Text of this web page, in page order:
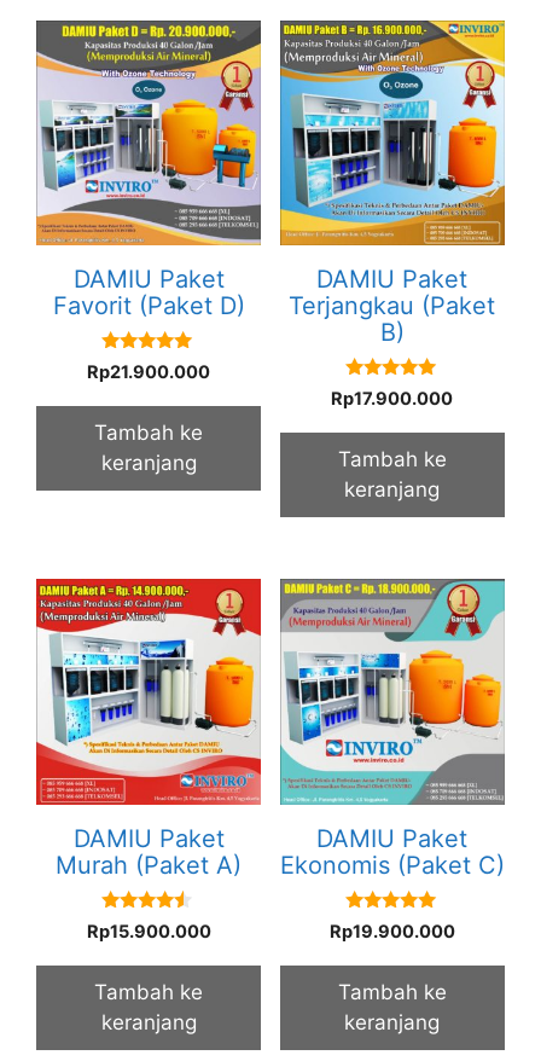
DAMIU Paket
Favorit (Paket D)
5.00
out of 5
Rp21.900.000
Tambah ke
keranjang
DAMIU Paket
Terjangkau (Paket
B)
5.00
out of 5
Rp17.900.000
Tambah ke
keranjang
DAMIU Paket
Murah (Paket A)
4.33
out of 5
Rp15.900.000
Tambah ke
keranjang
DAMIU Paket
Ekonomis (Paket C)
5.00
out of 5
Rp19.900.000
Tambah ke
keranjang